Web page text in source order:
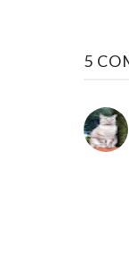
5